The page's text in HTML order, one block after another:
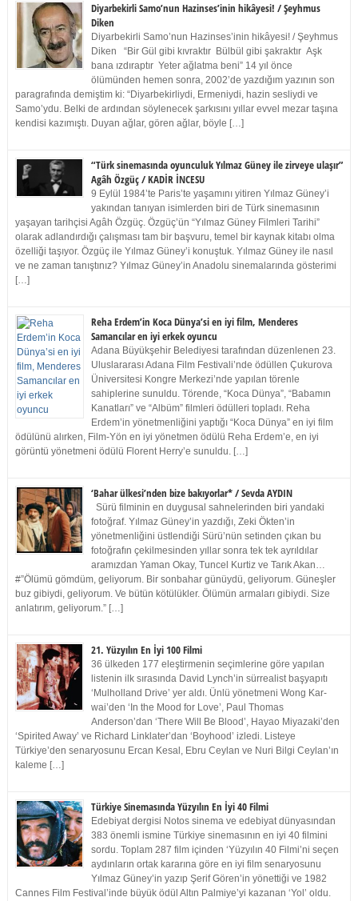
Diyarbekirli Samo’nun Hazinses’inin hikâyesi! / Şeyhmus
Diken
Diyarbekirli Samo’nun Hazinses’inin hikâyesi! / Şeyhmus
Diken “Bir Gül gibi kıvraktır Bülbül gibi şakraktır Aşk
bana ızdıraptır Yeter ağlatma beni” 14 yıl önce
ölümünden hemen sonra, 2002’de yazdığım yazının son
paragrafında demiştim ki: “Diyarbekirliydi, Ermeniydi, hazin sesliydi ve
Samo’ydu. Belki de ardından söylenecek şarkısını yıllar evvel mezar taşına
kendisi kazımıştı. Duyan ağlar, gören ağlar, böyle […]
“Türk sinemasında oyunculuk Yılmaz Güney ile zirveye ulaşır”
Agâh Özgüç / KADİR İNCESU
9 Eylül 1984’te Paris’te yaşamını yitiren Yılmaz Güney’i
yakından tanıyan isimlerden biri de Türk sinemasının
yaşayan tarihçisi Agâh Özgüç. Özgüç’ün “Yılmaz Güney Filmleri Tarihi”
olarak adlandırdığı çalışması tam bir başvuru, temel bir kaynak kitabı olma
özelliği taşıyor. Özgüç ile Yılmaz Güney’i konuştuk. Yılmaz Güney ile nasıl
ve ne zaman tanıştınız? Yılmaz Güney’in Anadolu sinemalarında gösterimi
[…]
Reha Erdem’in Koca Dünya’si en iyi film, Menderes
Samancılar en iyi erkek oyuncu
Adana Büyükşehir Belediyesi tarafından düzenlenen 23.
Uluslararası Adana Film Festivali’nde ödüllen Çukurova
Üniversitesi Kongre Merkezi’nde yapılan törenle
sahiplerine sunuldu. Törende, “Koca Dünya”, “Babamın
Kanatları” ve “Albüm” filmleri ödülleri topladı. Reha
Erdem’in yönetmenliğini yaptığı “Koca Dünya” en iyi film
ödülünü alırken, Film-Yön en iyi yönetmen ödülü Reha Erdem’e, en iyi
görüntü yönetmeni ödülü Florent Herry’e sunuldu. […]
‘Bahar ülkesi’nden bize bakıyorlar* / Sevda AYDIN
Sürü filminin en duygusal sahnelerinden biri yandaki
fotoğraf. Yılmaz Güney’in yazdığı, Zeki Ökten’in
yönetmenliğini üstlendiği Sürü’nün setinden çıkan bu
fotoğrafın çekilmesinden yıllar sonra tek tek ayrıldılar
aramızdan Yaman Okay, Tuncel Kurtiz ve Tarık Akan…
#”Ölümü gömdüm, geliyorum. Bir sonbahar günüydü, geliyorum. Güneşler
buz gibiydi, geliyorum. Ve bütün kötülükler. Ölümün armaları gibiydi. Size
anlatırım, geliyorum.” […]
21. Yüzyılın En İyi 100 Filmi
36 ülkeden 177 eleştirmenin seçimlerine göre yapılan
listenin ilk sırasında David Lynch’in sürrealist başyapıtı
‘Mulholland Drive’ yer aldı. Ünlü yönetmeni Wong Kar-
wai’den ‘In the Mood for Love’, Paul Thomas
Anderson’dan ‘There Will Be Blood’, Hayao Miyazaki’den
‘Spirited Away’ ve Richard Linklater’dan ‘Boyhood’ izledi. Listeye
Türkiye’den senaryosunu Ercan Kesal, Ebru Ceylan ve Nuri Bilgi Ceylan’ın
kaleme […]
Türkiye Sinemasında Yüzyılın En İyi 40 Filmi
Edebiyat dergisi Notos sinema ve edebiyat dünyasından
383 önemli ismine Türkiye sinemasının en iyi 40 filmini
sordu. Toplam 287 film içinden ‘Yüzyılın 40 Filmi’ni seçen
aydınların ortak kararına göre en iyi film senaryosunu
Yılmaz Güney’in yazıp Şerif Gören’in yönettiği ve 1982
Cannes Film Festival’inde büyük ödül Altın Palmiye’yi kazanan ‘Yol’ oldu.